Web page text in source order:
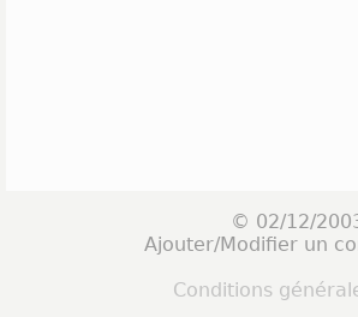
© 02/12/
Ajouter/Modifier un
Conditions